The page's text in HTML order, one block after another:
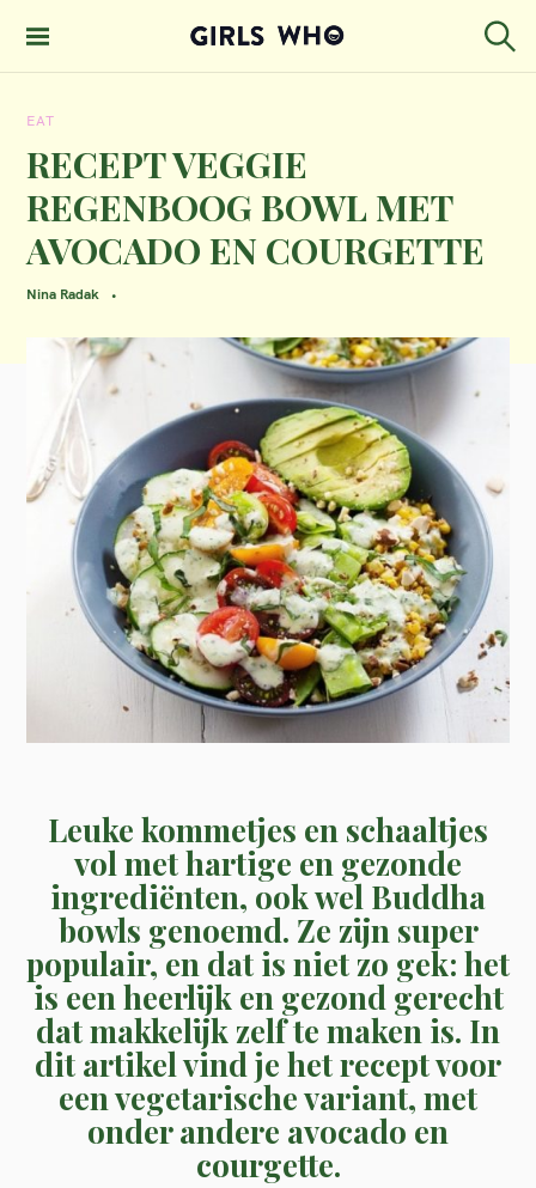
GIRLS WHO
EAT
RECEPT VEGGIE
REGENBOOG BOWL MET
AVOCADO EN COURGETTE
Nina Radak
Leuke kommetjes en schaaltjes
vol met hartige en gezonde
ingrediënten, ook wel Buddha
bowls genoemd. Ze zijn super
populair, en dat is niet zo gek: het
is een heerlijk en gezond gerecht
dat makkelijk zelf te maken is. In
dit artikel vind je het recept voor
een vegetarische variant, met
onder andere avocado en
courgette.